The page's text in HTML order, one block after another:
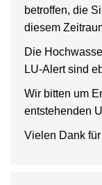
betroffen, die
diesem
Die
LU-Alert sind
Wir bitten um
entstehenden
Vielen Dank